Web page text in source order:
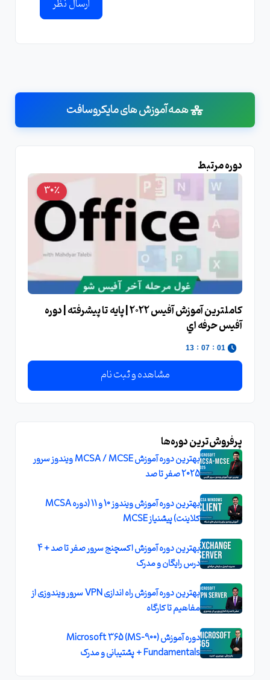
ارسال نظر
همه آموزش های مایکروسافت
دوره مرتبط
30٪
کاملترين آموزش آفيس 2022 | پايه تا پيشرفته | دوره
آفيس حرفه اي
01
:
07
:
13
مشاهده و ثبت نام
پرفروش‌ترین دوره‌ها
بهترین دوره آموزش MCSA / MCSE ویندوز سرور
2025 صفر تا صد
بهترین دوره آموزش ویندوز 10 و 11 (دوره MCSA
کلاینت) پیشنیاز MCSE
بهترین دوره آموزش اکسچنج سرور صفر تا صد + 4
درس رایگان و مدرک
بهترین دوره آموزش راه اندازی VPN سرور ویندوزی از
مفاهیم تا کارگاه
دوره آموزش (MS-900) Microsoft 365
Fundamentals + پشتیبانی و مدرک